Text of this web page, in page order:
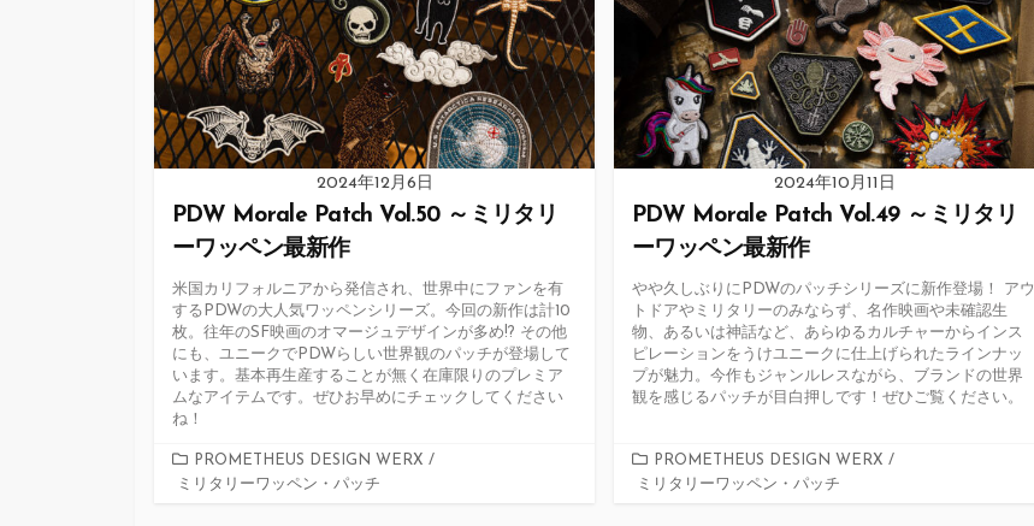
2024年12月6日
PDW Morale Patch Vol.50 ～ミリタリ
ーワッペン最新作
米国カリフォルニアから発信され、世界中にファンを有
するPDWの大人気ワッペンシリーズ。今回の新作は計10
枚。往年のSF映画のオマージュデザインが多め!? その他
にも、ユニークでPDWらしい世界観のパッチが登場して
います。基本再生産することが無く在庫限りのプレミア
ムなアイテムです。ぜひお早めにチェックしてください
ね！
カ
テ
PROMETHEUS DESIGN WERX /
ミリタリーワッペン・パッチ
2024年10月11日
PDW Morale Patch Vol.49 ～ミリタリ
ーワッペン最新作
やや久しぶりにPDWのパッチシリーズに新作登場！ アウ
トドアやミリタリーのみならず、名作映画や未確認生
物、あるいは神話など、あらゆるカルチャーからインス
ピレーションをうけユニークに仕上げられたラインナッ
プが魅力。今作もジャンルレスながら、ブランドの世界
観を感じるパッチが目白押しです！ぜひご覧ください。
カ
テ
PROMETHEUS DESIGN WERX /
ミリタリーワッペン・パッチ